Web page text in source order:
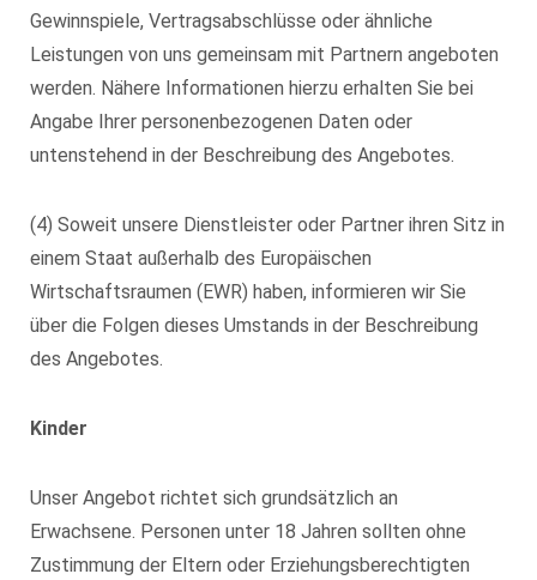
Gewinnspiele, Vertragsabschlüsse oder ähnliche
Leistungen von uns gemeinsam mit Partnern angeboten
werden. Nähere Informationen hierzu erhalten Sie bei
Angabe Ihrer personenbezogenen Daten oder
untenstehend in der Beschreibung des Angebotes.
(4) Soweit unsere Dienstleister oder Partner ihren Sitz in
einem Staat außerhalb des Europäischen
Wirtschaftsraumen (EWR) haben, informieren wir Sie
über die Folgen dieses Umstands in der Beschreibung
des Angebotes.
Kinder
Unser Angebot richtet sich grundsätzlich an
Erwachsene. Personen unter 18 Jahren sollten ohne
Zustimmung der Eltern oder Erziehungsberechtigten